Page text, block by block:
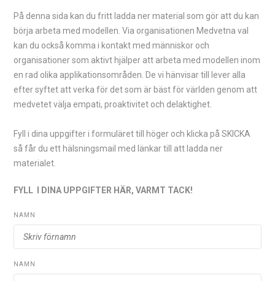
På denna sida kan du fritt ladda ner material som gör att du kan
börja arbeta med modellen. Via organisationen Medvetna val
kan du också komma i kontakt med människor och
organisationer som aktivt hjälper att arbeta med modellen inom
en rad olika applikationsområden. De vi hänvisar till lever alla
efter syftet att verka för det som är bäst för världen genom att
medvetet välja empati, proaktivitet och delaktighet.
Fyll i dina uppgifter i formuläret till höger och klicka på SKICKA
så får du ett hälsningsmail med länkar till att ladda ner
materialet.
FYLL I DINA UPPGIFTER HÄR, VARMT TACK!
NAMN
NAMN